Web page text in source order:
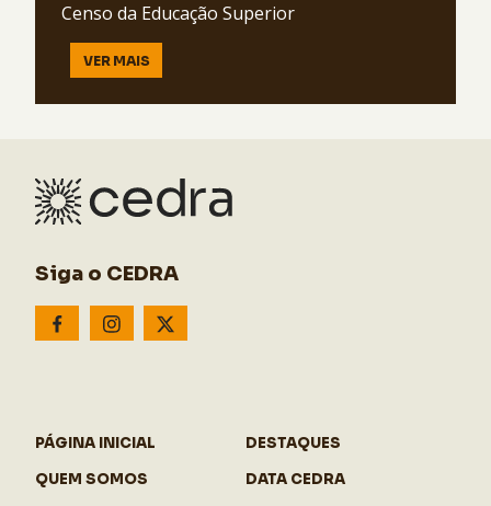
Censo da Educação Superior
VER MAIS
Siga o CEDRA
PÁGINA INICIAL
QUEM SOMOS
DESTAQUES
DATA CEDRA